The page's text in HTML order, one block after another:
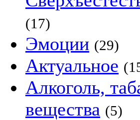
(17)
Эмоции (29)
Актуальное
Алкоголь,
вещества (5)